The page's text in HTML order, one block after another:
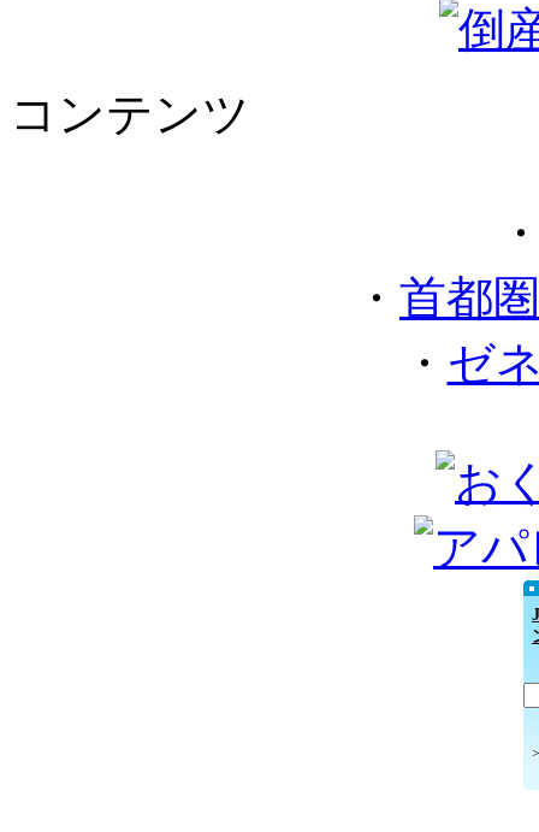
コンテンツ
・ 首都
・ ゼ